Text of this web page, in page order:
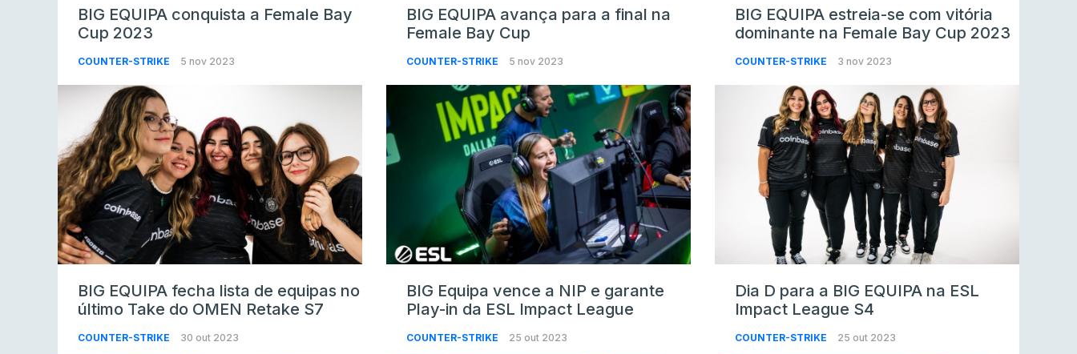
BIG EQUIPA conquista a Female Bay
Cup 2023
COUNTER-STRIKE 5 nov 2023
BIG EQUIPA avança para a final na
Female Bay Cup
COUNTER-STRIKE 5 nov 2023
BIG EQUIPA estreia-se com vitória
dominante na Female Bay Cup 2023
COUNTER-STRIKE 3 nov 2023
BIG EQUIPA fecha lista de equipas no
último Take do OMEN Retake S7
COUNTER-STRIKE 30 out 2023
BIG Equipa vence a NIP e garante
Play-in da ESL Impact League
COUNTER-STRIKE 25 out 2023
Dia D para a BIG EQUIPA na ESL
Impact League S4
COUNTER-STRIKE 25 out 2023